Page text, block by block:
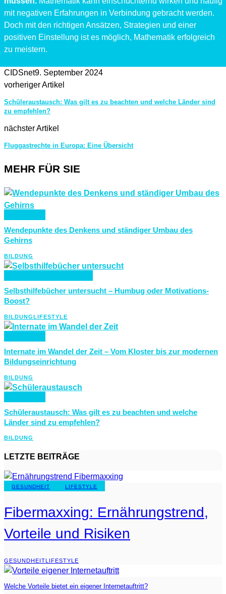
mit negativen Erfahrungen in Verbindung gebracht werden.
Doch mit den richtigen Ansätzen, Strategien und einer
positiven Einstellung ist es möglich, Mathematik erfolgreich
zu meistern.
CIDSnet9. September 2024
vorheriger Artikel
Schüleraustausch: Was gilt es zu beachten und welche Länder sind
zu empfehlen?
nächster Artikel
Fluggastrechte in Europa: Eine Übersicht
MEHR FÜR SIE
Wendepunkte des Denkens und ständiger Umbau des
Gehirns
BILDUNG
Selbsthilfebücher untersucht – Humbug oder Motivations-
Boost?
BILDUNGLIFESTYLE
Internate im Wandel der Zeit – Vom Kloster bis zur modernen
Bildungseinrichtung
BILDUNG
Schüleraustausch: Was gilt es zu beachten und welche
Länder sind zu empfehlen?
BILDUNG
LETZTE BEITRÄGE
GESUNDHEIT LIFESTYLE
Fibermaxxing: Ernährungstrend,
Vorteile und Risiken
GESUNDHEITLIFESTYLE
Welche Vorteile bietet ein eigener Internetauftritt?